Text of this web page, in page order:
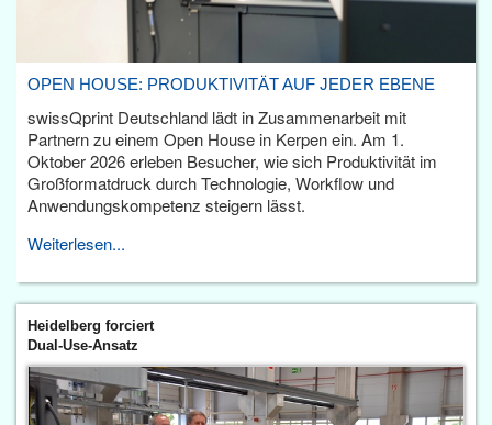
OPEN HOUSE: PRODUKTIVITÄT AUF JEDER EBENE
swissQprint Deutschland lädt in Zusammenarbeit mit
Partnern zu einem Open House in Kerpen ein. Am 1.
Oktober 2026 erleben Besucher, wie sich Produktivität im
Großformatdruck durch Technologie, Workflow und
Anwendungskompetenz steigern lässt.
Weiterlesen...
Heidelberg forciert
Dual-Use-Ansatz